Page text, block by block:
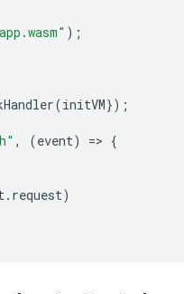
);
(initVM});
, (event) => {
. request)